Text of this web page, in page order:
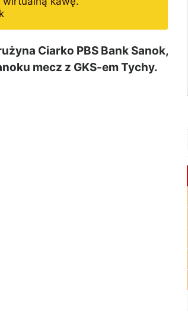
Ciarko PBS Bank Sanok,
mecz z GKS-em Tychy.